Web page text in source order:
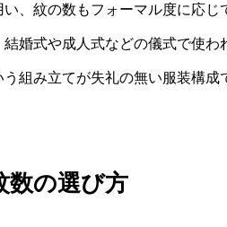
、紋の数もフォーマル度に応じ
婚式や成人式などの儀式で使わ
組み立てが失礼の無い服装構成
数の選び方